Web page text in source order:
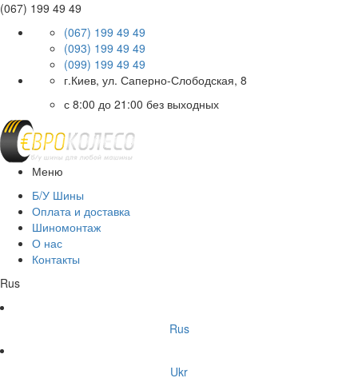
(067) 199 49 49
(067) 199 49 49
(093) 199 49 49
(099) 199 49 49
г.Киев, ул. Саперно-Слободская, 8
с 8:00 до 21:00 без выходных
Меню
Б/У Шины
Оплата и доставка
Шиномонтаж
О нас
Контакты
Rus
Rus
Ukr